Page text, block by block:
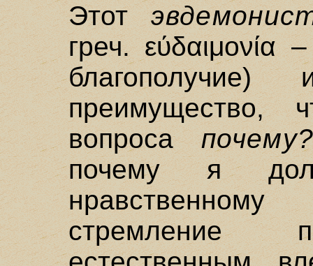
Этот
греч. εύδαιμονία
преимущество,
вопроса
почему я
стремление